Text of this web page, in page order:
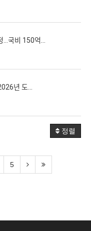
…국비 150억…
년 도…
정렬
5